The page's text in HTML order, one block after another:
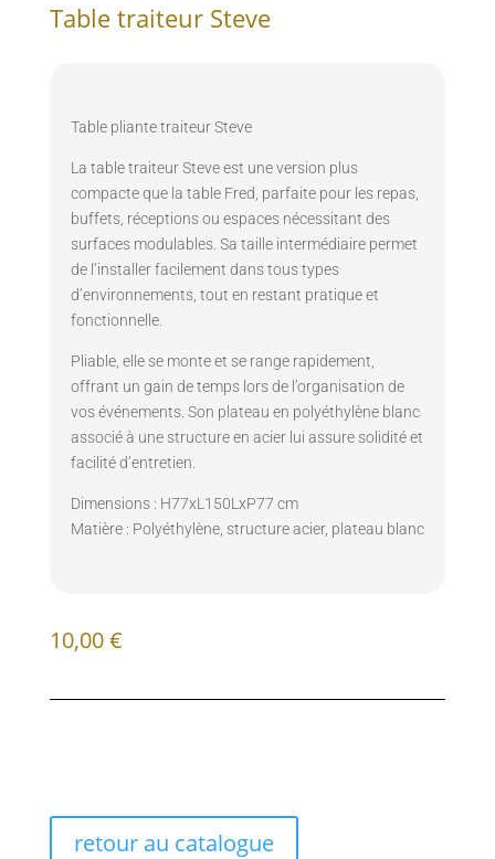
Table traiteur Steve
Table pliante traiteur Steve
La table traiteur Steve est une version plus
compacte que la table Fred, parfaite pour les repas,
buffets, réceptions ou espaces nécessitant des
surfaces modulables. Sa taille intermédiaire permet
de l’installer facilement dans tous types
d’environnements, tout en restant pratique et
fonctionnelle.
Pliable, elle se monte et se range rapidement,
offrant un gain de temps lors de l’organisation de
vos événements. Son plateau en polyéthylène blanc
associé à une structure en acier lui assure solidité et
facilité d’entretien.
Dimensions : H77xL150LxP77 cm
Matière : Polyéthylène, structure acier, plateau blanc
10,00€
retour au catalogue